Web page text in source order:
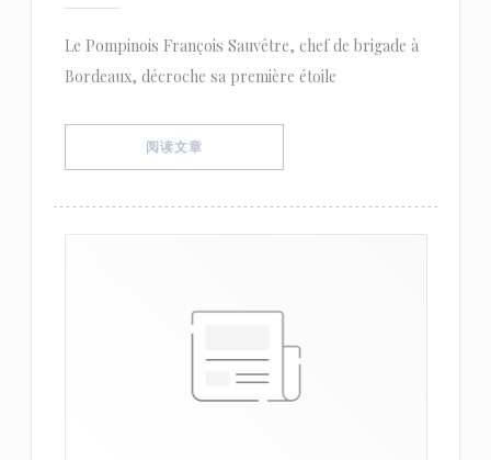
Le Pompinois François Sauvêtre, chef de brigade à
Bordeaux, décroche sa première étoile
阅读文章((在新窗口中打开))